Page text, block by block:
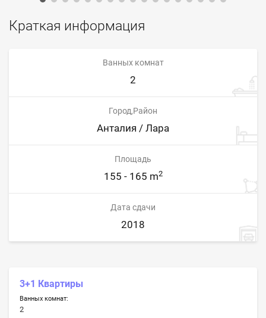
Краткая информация
Ванных комнат
2
Город,Район
Анталия / Лара
Площадь
155 - 165 m2
Дата сдачи
2018
3+1 Квартиры
Ванных комнат:
2